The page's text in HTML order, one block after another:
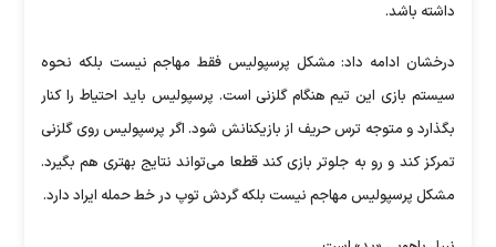
داشته باشد.
درخشان ادامه داد: مشکل پرسپولیس فقط مهاجم نیست بلکه نحوه
سیستم بازی این تیم هنگام گلزنی است. پرسپولیس باید احتیاط را کنار
بگذارد و متوجه ترس حریف از بازیکنانش شود. اگر پرسپولیس روی گلزنی
تمرکز کند و رو به جلوتر بازی کند قطعا می‌تواند نتایج بهتری هم بگیرد.
مشکل پرسپولیس مهاجم نیست بلکه گردش توپ در خط حمله ایراد دارد.